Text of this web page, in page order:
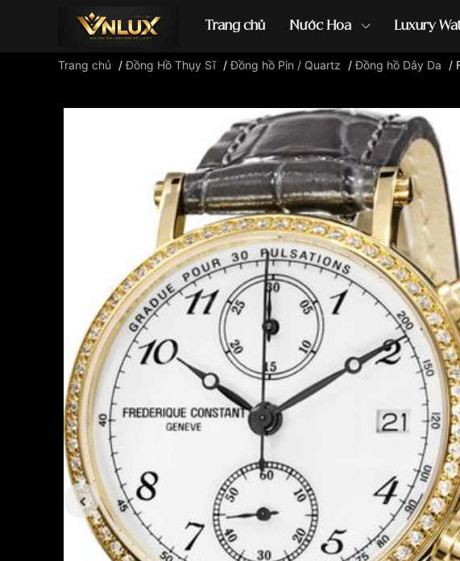
Trang chủ Nước Hoa Luxury
Đồng hồ casio đồng hồ G-Shock
Trang chủ /Đồng Hồ Thụy Sĩ /Đồng hồ Pin / Quartz /Đồng hồ Dây Da /